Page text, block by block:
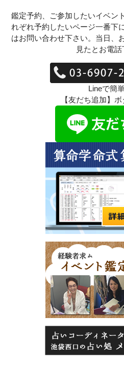
鑑定予約、ご参加したいイベン
れぞれ予約したいページ一番下
はお問い合わせ下さい。当日、
見たとお電話
Lineで簡
【友だち追加】